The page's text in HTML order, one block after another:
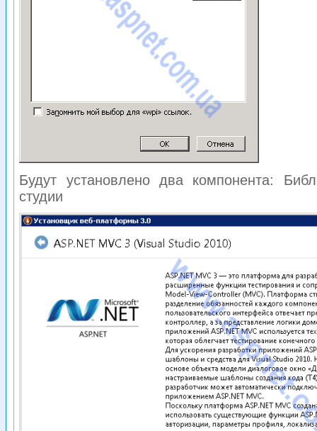
Будут установлено два компонента:
студии